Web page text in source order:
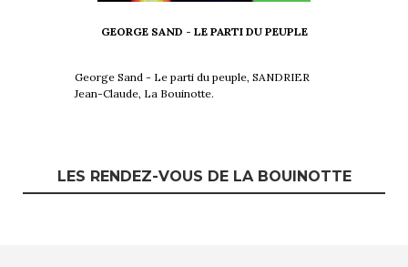
LES RENDEZ-VOUS DE LA BOUINOTTE
GEORGE SAND - LE PARTI DU PEUPLE
George Sand - Le parti du peuple, SANDRIER
Jean-Claude, La Bouinotte.